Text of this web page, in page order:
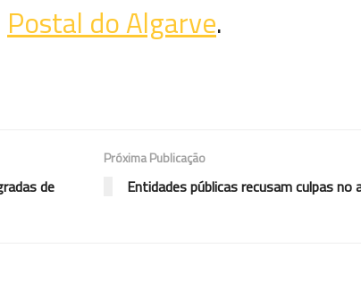
Postal do Algarve.
de
Próxima Publicação
Entidades públicas recusam culpas